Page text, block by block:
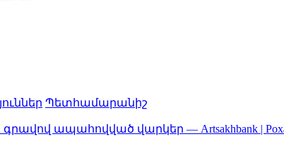
Պետհամարանիշ
գրավով ապահովված վարկեր — Artsakhbank |